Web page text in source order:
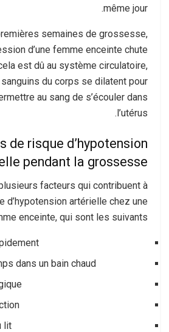
même jour.
semaines de grossesse,
d’une femme enceinte chute
est dû au système circulatoire,
du corps se dilatent pour
au sang de s’écouler dans
l’utérus.
de risque d’hypotension
pendant la grossesse
facteurs qui contribuent à
d’hypotension artérielle chez une
enceinte, qui sont les suivants :
dans un bain chaud.
lit.